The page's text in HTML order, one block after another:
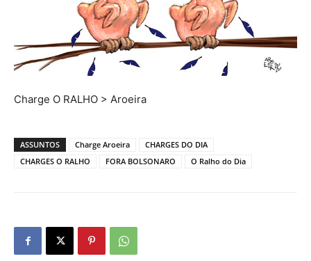
Charge O RALHO > Aroeira
ASSUNTOS Charge Aroeira
CHARGES DO DIA
CHARGES O RALHO
FORA BOLSONARO O Ralho do Dia